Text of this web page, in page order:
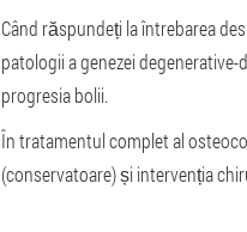
Când răspundeți la întrebarea
patologii a genezei
progresia bolii.
În tratamentul complet al
(conservatoare) și intervenția